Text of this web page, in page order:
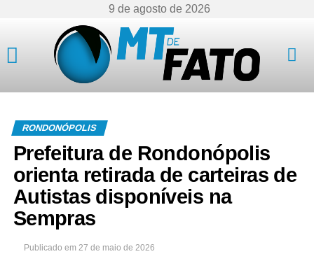
9 de agosto de 2026
RONDONÓPOLIS
Prefeitura de Rondonópolis
orienta retirada de carteiras de
Autistas disponíveis na
Sempras
Publicado em 27 de maio de 2026